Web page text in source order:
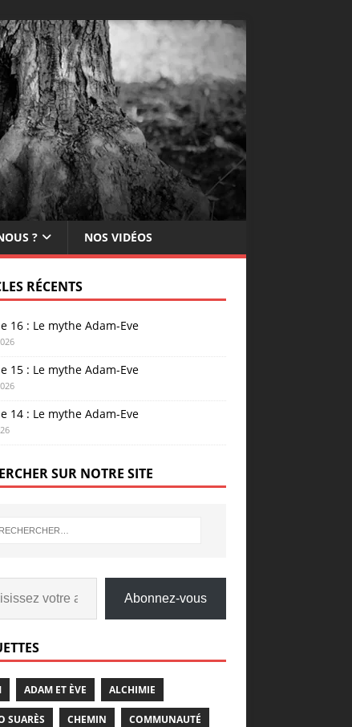
? NOS VIDÉOS
RÉCENTS
16 : Le mythe Adam-Eve
15 : Le mythe Adam-Eve
14 : Le mythe Adam-Eve
SUR NOTRE SITE
Abonnez-vous
ADAM ET ÈVE ALCHIMIE
SUARÈS CHEMIN COMMUNAUTÉ